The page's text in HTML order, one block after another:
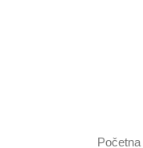
Početna